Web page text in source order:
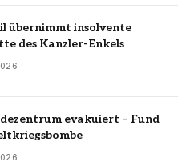
übernimmt insolvente
des Kanzler-Enkels
evakuiert – Fund